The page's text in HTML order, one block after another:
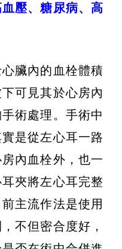
壓、糖尿病、高
臟內的血栓體積
可見其於心房內
術處理。手術中
是從左心耳一路
內血栓外，也一
夾將左心耳完整
主流作法是使用
不但密合度好，